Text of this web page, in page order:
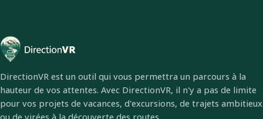
DirectionVR est un outil qui vous permettra un parcours à la
hauteur de vos attentes. Avec DirectionVR, il n'y a pas de limite
pour vos projets de vacances, d'excursions, de trajets ambitieux